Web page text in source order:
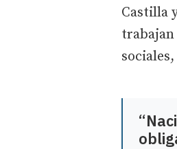
Castilla
trabajan